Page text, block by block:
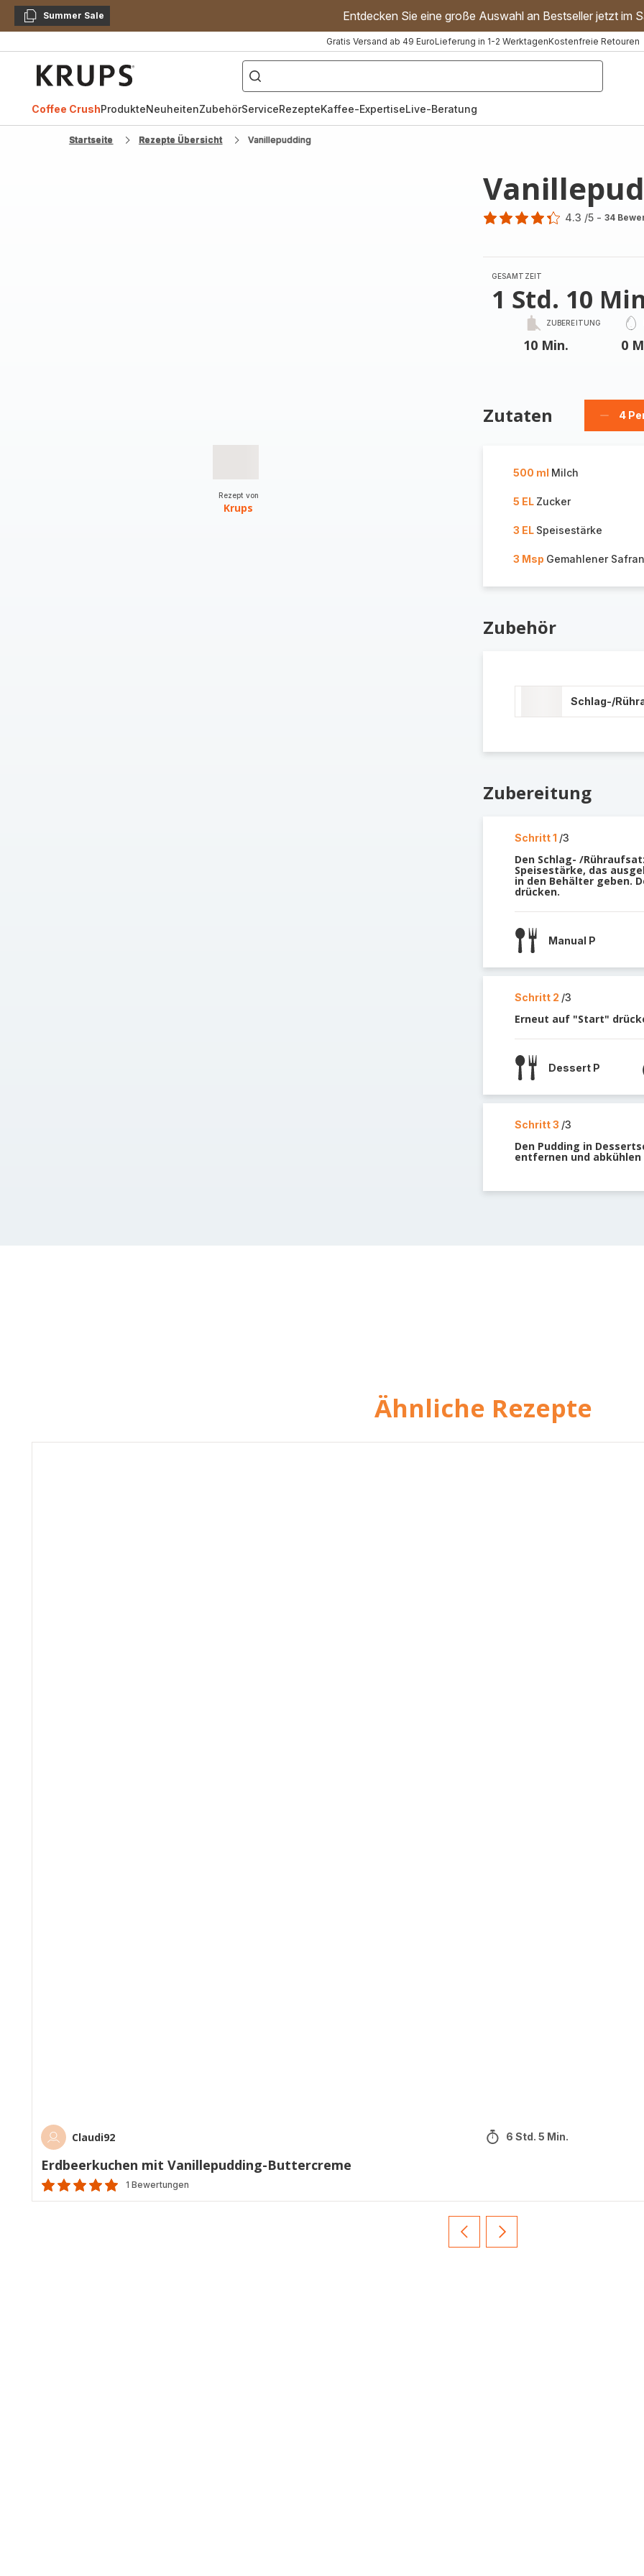
KopierenSummer Sale Entdecken Sie eine große Auswahl an Bestseller jetzt im
Gratis Versand ab 49 EuroLieferung in 1-2 WerktagenKostenfreie Retouren
["Kaffeevollautomat","Handmixer","Waffeleisen"]
Coffee CrushProdukteNeuheitenZubehörServiceRezepteKaffee-ExpertiseLive-Beratung
Startseite Rezepte Übersicht Vanillepudding
Rezept von
Krups
4.3 /5 - 34
GESAMTZEIT
1 Std. 10
ZUBEREITUNG
10 Min. 0
Zutaten 4
500 ml Milch
5 EL Zucker
3 EL Speisestärke
3 Msp Gemahlener Safran
Zubehör
Schlag-/
Zubereitung
Schritt 1 /3
Den Schlag- /
Speisestärke, das
in den Behälter geben.
drücken.
Manual P
Schritt 2 /3
Erneut auf "Start"
Dessert P
Schritt 3 /3
Den Pudding in
entfernen und abkühlen
Ähnliche Rezepte
Claudi92 6 Std. 5 Min.
Erdbeerkuchen mit Vanillepudding-Buttercreme
Bewertung
1 Bewertungen
Vorherige
Recipe
Weiter
Recipe